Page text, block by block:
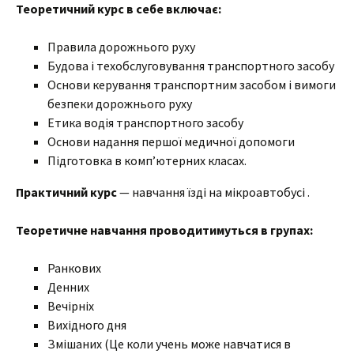
Теоретичний курс в себе включає:
Правила дорожнього руху
Будова і техобслуговування транспортного засобу
Основи керування транспортним засобом і вимоги
безпеки дорожнього руху
Етика водія транспортного засобу
Основи надання першої медичної допомоги
Підготовка в комп’ютерних класах.
Практичний курс— навчання їзді на мікроавтобусі .
Теоретичне навчання проводитимуться в групах:
Ранкових
Денних
Вечірніх
Вихідного дня
Змішаних (Це коли учень може навчатися в